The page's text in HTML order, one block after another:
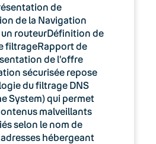
de
de la Navigation
un routeurDéfinition de
filtrageRapport de
de l’offre
sécurisée repose
du filtrage DNS
System) qui permet
malveillants
selon le nom de
hébergeant